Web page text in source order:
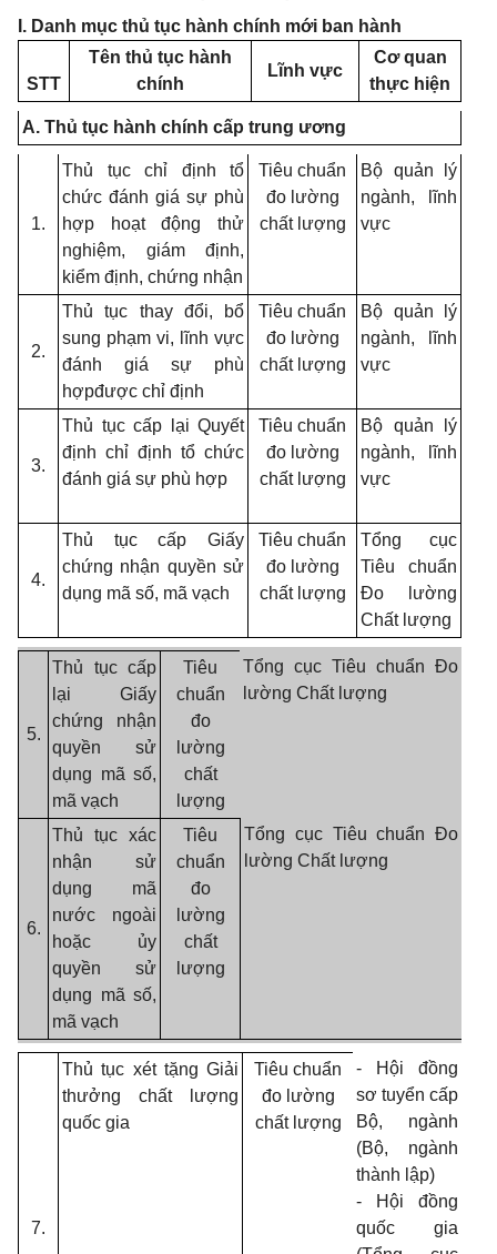
I. Danh mục thủ tục hành chính mới ban hành
STT
Tên thủ tục hành
chính
Lĩnh vực
Cơ quan
thực hiện
A. Thủ tục hành chính cấp trung ương
1.
Thủ tục chỉ định tổ
chức đánh giá sự phù
hợp hoạt động thử
nghiệm, giám định,
kiểm định, chứng nhận
Tiêu chuẩn
đo lường
chất lượng
Bộ quản lý
ngành, lĩnh
vực
2.
Thủ tục thay đổi, bổ
sung phạm vi, lĩnh vực
đánh giá sự phù
hợpđược chỉ định
Tiêu chuẩn
đo lường
chất lượng
Bộ quản lý
ngành, lĩnh
vực
3.
Thủ tục cấp lại Quyết
định chỉ định tổ chức
đánh giá sự phù hợp
Tiêu chuẩn
đo lường
chất lượng
Bộ quản lý
ngành, lĩnh
vực
4.
Thủ tục cấp Giấy
chứng nhận quyền sử
dụng mã số, mã vạch
Tiêu chuẩn
đo lường
chất lượng
Tổng cục
Tiêu chuẩn
Đo lường
Chất lượng
5.
Thủ tục cấp
lại Giấy
chứng nhận
quyền sử
dụng mã số,
mã vạch
Tiêu
chuẩn
đo
lường
chất
lượng
Tổng cục Tiêu chuẩn Đo
lường Chất lượng
6.
Thủ tục xác
nhận sử
dụng mã
nước ngoài
hoặc ủy
quyền sử
dụng mã số,
mã vạch
Tiêu
chuẩn
đo
lường
chất
lượng
Tổng cục Tiêu chuẩn Đo
lường Chất lượng
7.
Thủ tục xét tặng Giải
thưởng chất lượng
quốc gia
Tiêu chuẩn
đo lường
chất lượng
- Hội đồng
sơ tuyển cấp
Bộ, ngành
(Bộ, ngành
thành lập)
- Hội đồng
quốc gia